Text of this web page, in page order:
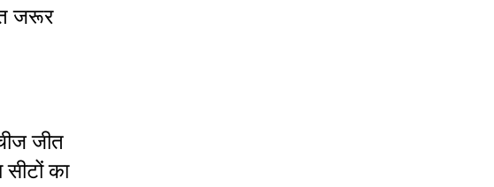
जरूर
जीत
सीटों का